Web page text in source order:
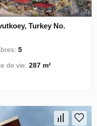
Turkey No.
5
de vie:287 m²